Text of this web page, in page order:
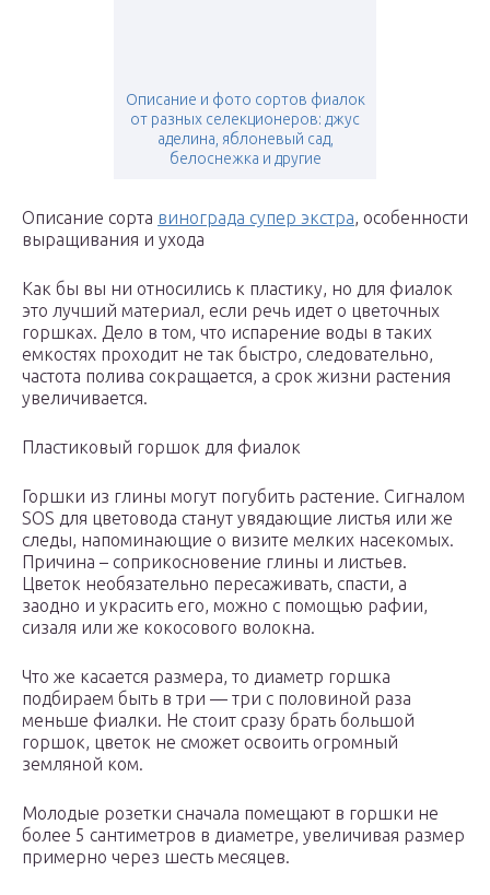
Описание и фото сортов фиалок
от разных селекционеров: джус
аделина, яблоневый сад,
белоснежка и другие
Описание сорта винограда супер экстра, особенности
выращивания и ухода
Как бы вы ни относились к пластику, но для фиалок
это лучший материал, если речь идет о цветочных
горшках. Дело в том, что испарение воды в таких
емкостях проходит не так быстро, следовательно,
частота полива сокращается, а срок жизни растения
увеличивается.
Пластиковый горшок для фиалок
Горшки из глины могут погубить растение. Сигналом
SOS для цветовода станут увядающие листья или же
следы, напоминающие о визите мелких насекомых.
Причина – соприкосновение глины и листьев.
Цветок необязательно пересаживать, спасти, а
заодно и украсить его, можно с помощью рафии,
сизаля или же кокосового волокна.
Что же касается размера, то диаметр горшка
подбираем быть в три — три с половиной раза
меньше фиалки. Не стоит сразу брать большой
горшок, цветок не сможет освоить огромный
земляной ком.
Молодые розетки сначала помещают в горшки не
более 5 сантиметров в диаметре, увеличивая размер
примерно через шесть месяцев.